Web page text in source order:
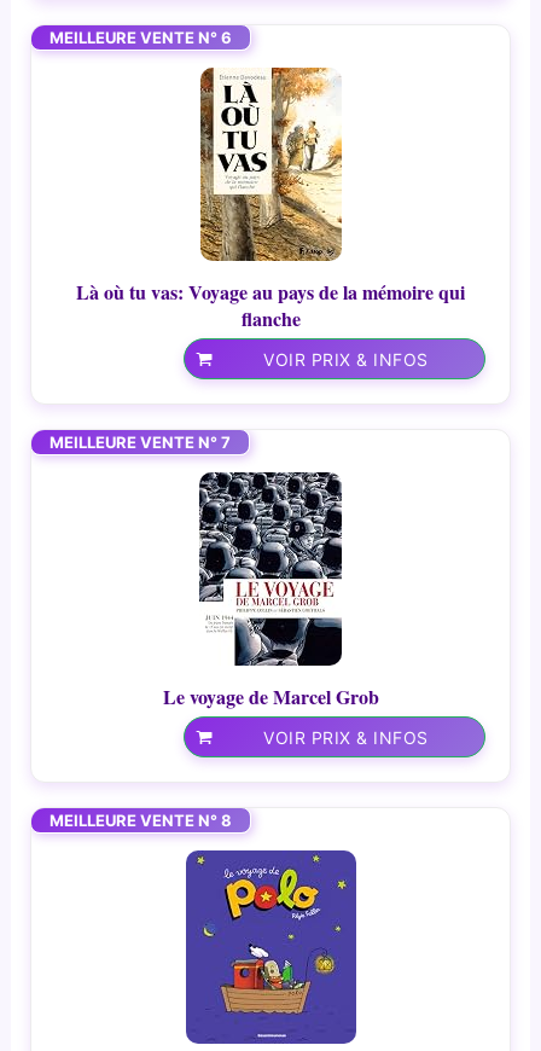
MEILLEURE VENTE N° 6
Là où tu vas: Voyage au pays de la mémoire qui
flanche
VOIR PRIX & INFOS
MEILLEURE VENTE N° 7
Le voyage de Marcel Grob
VOIR PRIX & INFOS
MEILLEURE VENTE N° 8